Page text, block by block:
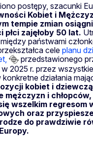
postępy, szacunki
Kobiet i
tempie zmian
płci zajęłoby 50 lat.
państwami
cele planu
przedstawionego
2025 r. przez
działania
kobiet i
mężczyzn i chłopców,
wszelkim regresom
oraz
do prawdziwie